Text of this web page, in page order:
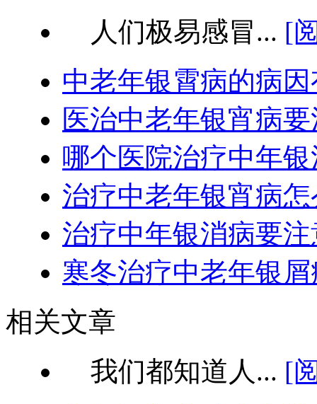
人们极易感冒... [
中老年银霄病的病
医治中老年银宵病
哪个医院治疗中年
治疗中老年银宵病
治疗中年银消病要
寒冬治疗中老年银
相关文章
我们都知道人... [